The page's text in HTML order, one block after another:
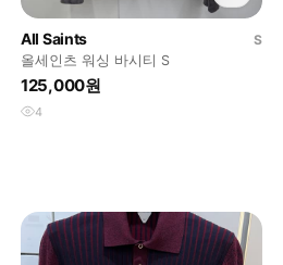
All Saints
S
올세인츠 워싱 바시티 S
125,000원
4